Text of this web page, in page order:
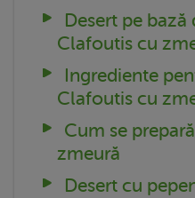
Desert pe
Clafoutis cu
Ingrediente
Clafoutis cu
Cum se
zmeură
Desert cu